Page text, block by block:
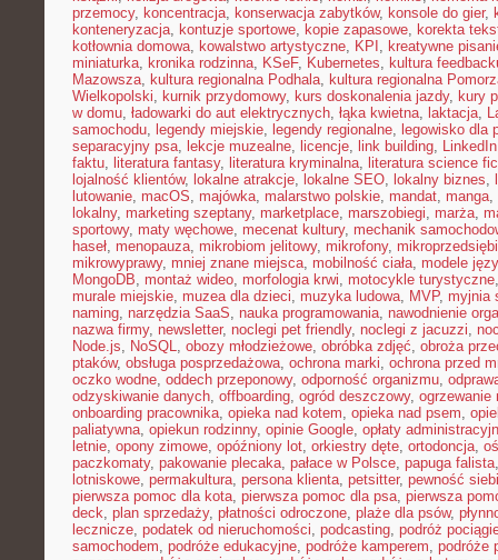
przemocy, koncentracja, konserwacja zabytków, konsole do gier,
konteneryzacja, kontuzje sportowe, kopie zapasowe, korekta
kotłownia domowa, kowalstwo artystyczne, KPI , kreatywne
miniaturka, kronika rodzinna, KSeF, Kubernetes, kultura
Mazowsza, kultura regionalna Podhala, kultura regionalna
Wielkopolski, kurnik przydomowy, kurs doskonalenia jazdy, kury
w domu, ładowarki do aut elektrycznych, łąka kwietna, laktacja,
samochodu, legendy miejskie, legendy regionalne, legowisko dla
separacyjny psa, lekcje muzealne, licencje, link building,
faktu, literatura fantasy, literatura kryminalna, literatura science
lojalność klientów, lokalne atrakcje, lokalne SEO, lokalny biznes,
lutowanie, macOS, majówka, malarstwo polskie, mandat, manga,
lokalny, marketing szeptany, marketplace, marszobiegi, marża,
sportowy, maty węchowe, mecenat kultury, mechanik
haseł, menopauza, mikrobiom jelitowy, mikrofony,
mikrowyprawy, mniej znane miejsca, mobilność ciała, modele
MongoDB, montaż wideo, morfologia krwi, motocykle turystyczne
murale miejskie, muzea dla dzieci, muzyka ludowa, MVP, myjnia
naming, narzędzia SaaS, nauka programowania, nawodnienie
nazwa firmy, newsletter, noclegi pet friendly, noclegi z jacuzzi,
Node.js, NoSQL, obozy młodzieżowe, obróbka zdjęć, obroża
ptaków, obsługa posprzedażowa, ochrona marki, ochrona przed
oczko wodne, oddech przeponowy, odporność organizmu,
odzyskiwanie danych, offboarding, ogród deszczowy, ogrzewanie
onboarding pracownika, opieka nad kotem, opieka nad psem,
paliatywna, opiekun rodzinny, opinie Google, opłaty
letnie, opony zimowe, opóźniony lot, orkiestry dęte, ortodoncja,
paczkomaty, pakowanie plecaka, pałace w Polsce, papuga falista
lotniskowe, permakultura, persona klienta, petsitter, pewność
pierwsza pomoc dla kota, pierwsza pomoc dla psa, pierwsza
deck, plan sprzedaży, płatności odroczone, plaże dla psów,
lecznicze, podatek od nieruchomości, podcasting, podróż
samochodem, podróże edukacyjne, podróże kamperem, podróże